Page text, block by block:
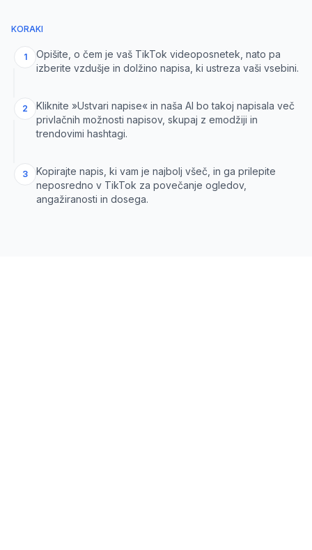
KORAKI
1
Opišite, o čem je vaš TikTok videoposnetek, nato pa
izberite vzdušje in dolžino napisa, ki ustreza vaši vsebini.
2
Kliknite »Ustvari napise« in naša AI bo takoj napisala več
privlačnih možnosti napisov, skupaj z emodžiji in
trendovimi hashtagi.
3
Kopirajte napis, ki vam je najbolj všeč, in ga prilepite
neposredno v TikTok za povečanje ogledov,
angažiranosti in dosega.